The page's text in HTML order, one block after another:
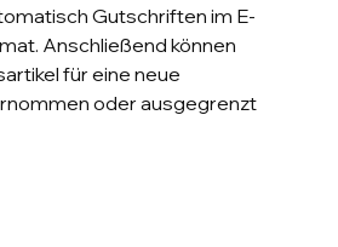
Gutschriften im E-
Anschließend können
für eine neue
oder ausgegrenzt